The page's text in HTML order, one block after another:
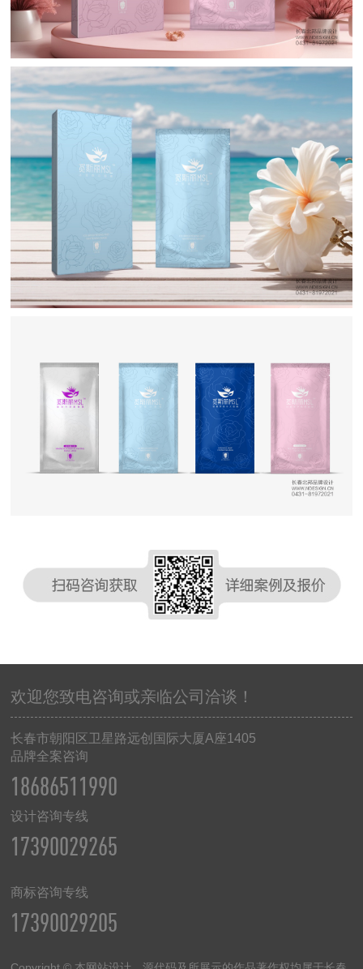
欢迎您致电咨询或亲临公司洽谈！
长春市朝阳区卫星路远创国际大厦A座1405
品牌全案咨询
18686511990
设计咨询专线
17390029265
商标咨询专线
17390029205